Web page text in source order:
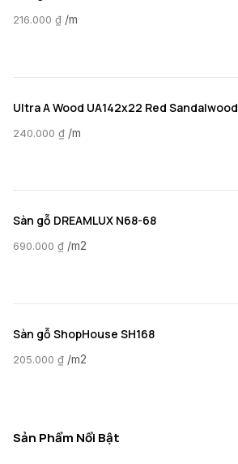
216.000 ₫ /m
Ultra A Wood UA142x22 Red Sandalwood
240.000 ₫ /m
Sàn gỗ DREAMLUX N68-68
690.000 ₫ /m2
Sàn gỗ ShopHouse SH168
205.000 ₫ /m2
Sản Phẩm Nổi Bật